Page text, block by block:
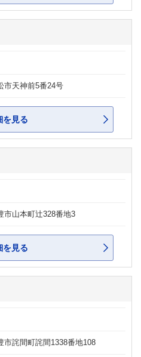
市天神前5番24号
を見る
市山本町辻328番地3
を見る
市詫間町詫間1338番地108